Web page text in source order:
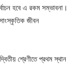
হবে এ রকম সম্ভাবনা।
জীবন
শ্রেণীতে প্রথম স্থান